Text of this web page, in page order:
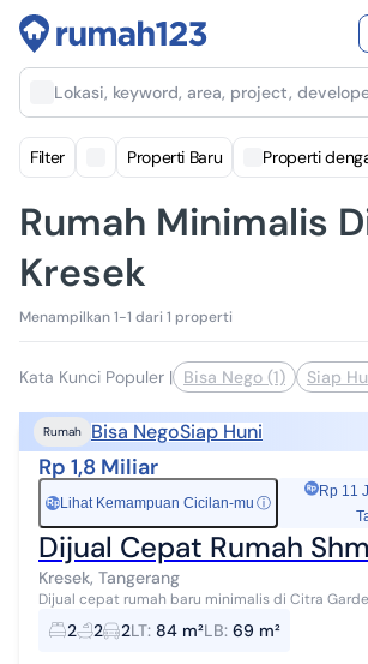
Lokasi, keyword, area, project,
Filter Properti Baru Properti
Rumah Minimalis
Kresek
Menampilkan 1-1 dari 1 properti
Kata Kunci Populer | Bisa Nego (1) Siap
Rumah Bisa NegoSiap Huni
Rp 1,8 Miliar
Rp Lihat Kemampuan Cicilan-mu ⓘ
Rp 11
Dijual Cepat Rumah
Kresek, Tangerang
Dijual cepat rumah baru minimalis di Citra
tinggal masuk, siap huni -LT = 84m2 -LB = 69m2
tidur -2 kam...
2 2 2LT: 84 m²LB: 69 m²